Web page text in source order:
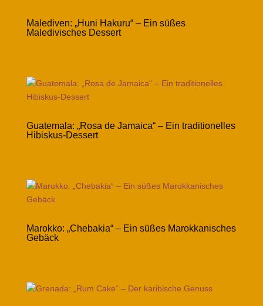
Malediven: „Huni Hakuru“ – Ein süßes
Maledivisches Dessert
Guatemala: „Rosa de Jamaica“ – Ein traditionelles
Hibiskus-Dessert
Marokko: „Chebakia“ – Ein süßes Marokkanisches
Gebäck